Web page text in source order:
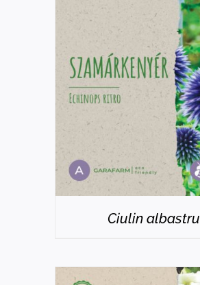
DETAILS
Ciulin albastru